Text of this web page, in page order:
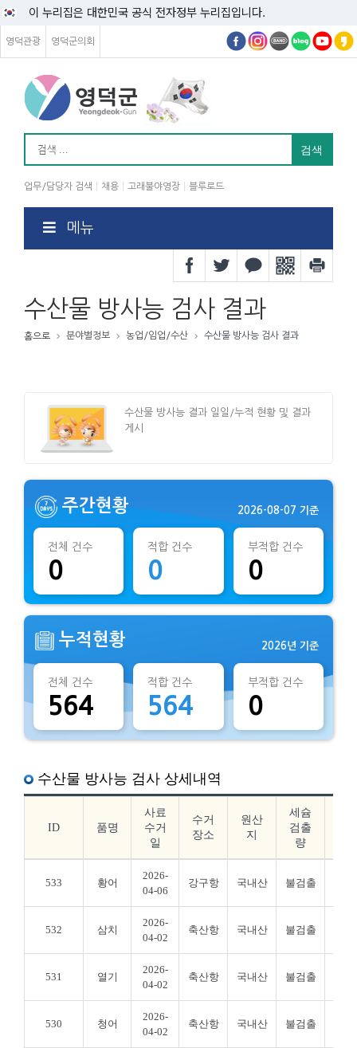
이 누리집은 대한민국 공식 전자정부 누리집입니다.
영덕관광 영덕군의회
업무/담당자 검색 채용 고래불야영장 블루로드
메뉴
수산물 방사능 검사 결과
홈으로 분야별정보 농업/임업/수산 수산물 방사능 검사 결과
수산물 방사능 결과 일일/누적 현황 및 결과
게시
주간현황 2026-08-07 기준
전체 건수
0
적합 건수
0
부적합 건수
0
누적현황 2026년 기준
전체 건수
564
적합 건수
564
부적합 건수
0
수산물 방사능 검사 상세내역
ID 품명
사료
수거
일
수거
장소
원산
지
세슘
검출
량
533 황어
2026-
04-06
강구항 국내산 불검출
532 삼치
2026-
04-02
축산항 국내산 불검출
531 열기
2026-
04-02
축산항 국내산 불검출
530 청어
2026-
04-02
축산항 국내산 불검출